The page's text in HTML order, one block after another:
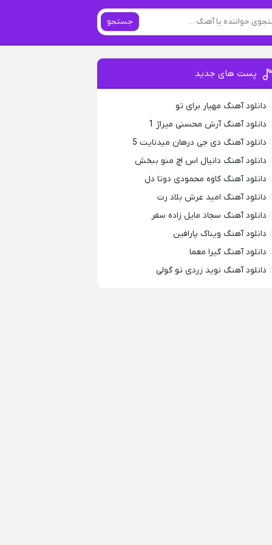
جستجو
پست های جدید
دانلود آهنگ مهیار برای تو
دانلود آهنگ آرش محسنی میراژ 1
دانلود آهنگ دی جی درهان میدنایت 5
دانلود آهنگ دانیال اس اچ منو ببخش
دانلود آهنگ کاوه محمودی دوتا دل
دانلود آهنگ امید عرش بلاد رت
دانلود آهنگ سجاد مایل زاده سفر
دانلود آهنگ ویناک پارافین
دانلود آهنگ گیرا معما
دانلود آهنگ نوید زردی تو گولی